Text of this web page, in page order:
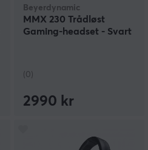
Beyerdynamic
MMX 230 Trådløst
Gaming-headset - Svart
(0)
2990 kr